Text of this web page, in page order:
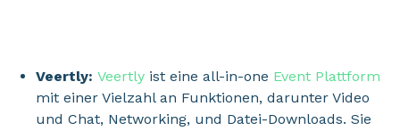
Veertly: Veertly ist eine all-in-one Event Plattform
mit einer Vielzahl an Funktionen, darunter Video
und Chat, Networking, und Datei-Downloads. Sie